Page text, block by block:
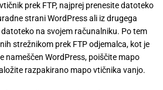
prek FTP, najprej prenesite datoteko
strani WordPress ali iz drugega
na svojem računalniku. Po tem
strežnikom prek FTP odjemalca, kot je
nameščen WordPress, poiščite mapo
razpakirano mapo vtičnika vanjo.